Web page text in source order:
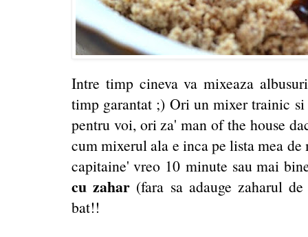
Intre timp cineva va mixeaza
timp garantat ;) Ori un mixer trainic si
pentru voi, ori za' man of the house
cum mixerul ala e inca pe lista mea de
capitaine' vreo 10 minute sau mai
cu zahar (fara sa adauge zaharul
bat!!